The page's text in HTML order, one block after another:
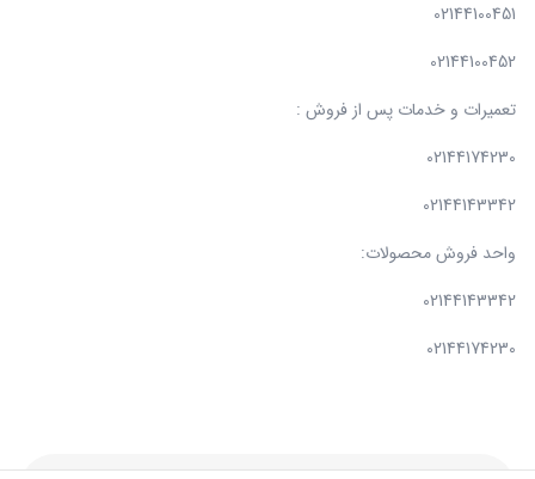
02144100451
02144100452
تعمیرات و خدمات پس از فروش :
02144174230
02144143342
واحد فروش محصولات:
02144143342
02144174230